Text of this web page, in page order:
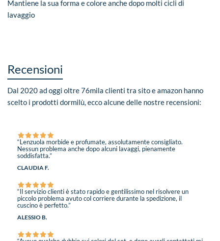
Mantiene la sua forma e colore anche dopo molti cicli di
lavaggio
Recensioni
Dal 2020 ad oggi oltre 76mila clienti tra sito e amazon hanno
scelto i prodotti dormilù, ecco alcune delle nostre recensioni:
“Lenzuola morbide e profumate, assolutamente consigliato.
Nessun problema anche dopo alcuni lavaggi, pienamente
soddisfatta.”
CLAUDIA F.
“Il servizio clienti è stato rapido e gentilissimo nel risolvere un
piccolo problema avuto col corriere durante la spedizione, il
cuscino è perfetto.”
ALESSIO B.